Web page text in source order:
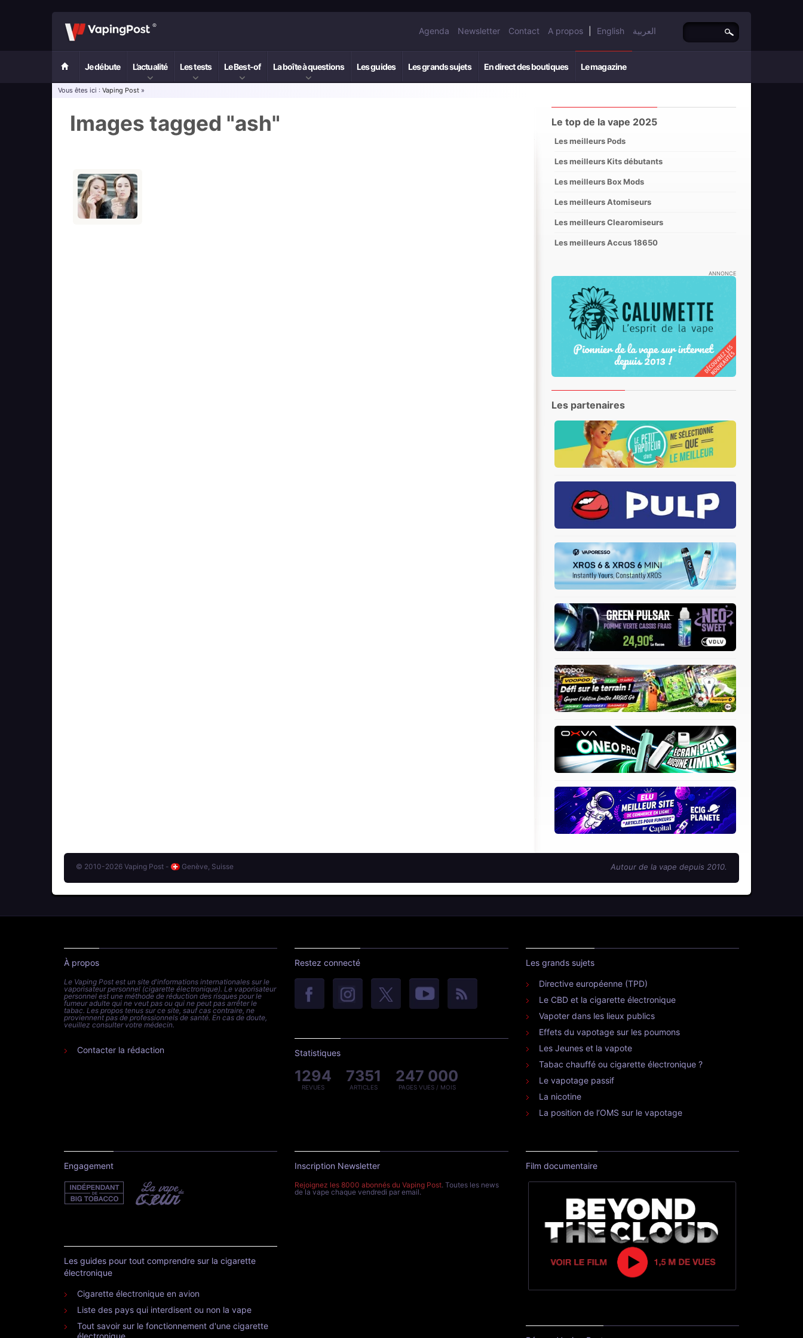
Agenda Newsletter Contact A propos English العربية
Je débute L’actualité Les tests Le Best-of La boîte à questions Les guides Les grands sujets En direct des boutiques Le magazine
Vous êtes ici : Vaping Post »
Images tagged "ash" Le top de la vape 2025
Les meilleurs Pods
Les meilleurs Kits débutants
Les meilleurs Box Mods
Les meilleurs Atomiseurs
Les meilleurs Clearomiseurs
Les meilleurs Accus 18650
ANNONCE
Les partenaires
© 2010-2026 Vaping Post - Genève, Suisse Autour de la vape depuis 2010.
À propos
Le Vaping Post est un site d'informations internationales sur le
vaporisateur personnel (cigarette électronique). Le vaporisateur
personnel est une méthode de réduction des risques pour le
fumeur adulte qui ne veut pas ou qui ne peut pas arrêter le
tabac. Les propos tenus sur ce site, sauf cas contraire, ne
proviennent pas de professionnels de santé. En cas de doute,
veuillez consulter votre médecin.
Contacter la rédaction
Restez connecté
Statistiques
1294
REVUES
7351
ARTICLES
247 000
PAGES VUES / MOIS
Les grands sujets
Directive européenne (TPD)
Le CBD et la cigarette électronique
Vapoter dans les lieux publics
Effets du vapotage sur les poumons
Les Jeunes et la vapote
Tabac chauffé ou cigarette électronique ?
Le vapotage passif
La nicotine
La position de l’OMS sur le vapotage
Engagement
Les guides pour tout comprendre sur la cigarette
électronique
Cigarette électronique en avion
Liste des pays qui interdisent ou non la vape
Tout savoir sur le fonctionnement d'une cigarette
électronique
Inscription Newsletter
Rejoignez les 8000 abonnés du Vaping Post. Toutes les news
de la vape chaque vendredi par email.
Film documentaire